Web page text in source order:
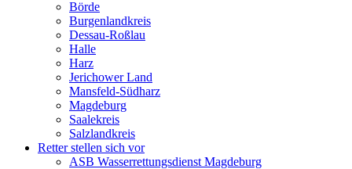
Börde
Burgenlandkreis
Dessau-Roßlau
Halle
Harz
Jerichower Land
Mansfeld-Südharz
Magdeburg
Saalekreis
Salzlandkreis
Retter stellen sich vor
ASB Wasserrettungsdienst Magdeburg